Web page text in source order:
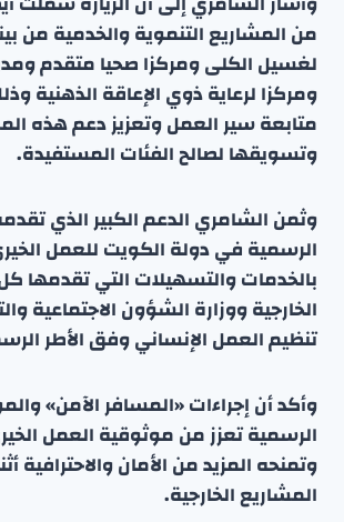
من المشاريع التنموية والخدمية من
لغسيل الكلى ومركزا صحيا متقدم
ومركزا لرعاية ذوي الإعاقة الذهنية
متابعة سير العمل وتعزيز دعم هذه
وتسويقها لصالح الفئات المستفيدة.
وثمن الشامري الدعم الكبير الذي
الرسمية في دولة الكويت للعمل
بالخدمات والتسهيلات التي تقدمها
الخارجية ووزارة الشؤون الاجتماعية
تنظيم العمل الإنساني وفق الأطر
وأكد أن إجراءات «المسافر الآمن»
الرسمية تعزز من موثوقية العمل
وتمنحه المزيد من الأمان والاحترافية
المشاريع الخارجية.